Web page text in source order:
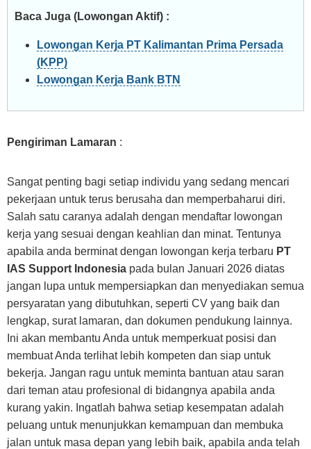
Baca Juga (Lowongan Aktif) :
Lowongan Kerja PT Kalimantan Prima Persada
(KPP)
Lowongan Kerja Bank BTN
Pengiriman Lamaran :
Sangat penting bagi setiap individu yang sedang mencari
pekerjaan untuk terus berusaha dan memperbaharui diri.
Salah satu caranya adalah dengan mendaftar lowongan
kerja yang sesuai dengan keahlian dan minat. Tentunya
apabila anda berminat dengan lowongan kerja terbaru PT
IAS Support Indonesia pada bulan Januari 2026 diatas
jangan lupa untuk mempersiapkan dan menyediakan semua
persyaratan yang dibutuhkan, seperti CV yang baik dan
lengkap, surat lamaran, dan dokumen pendukung lainnya.
Ini akan membantu Anda untuk memperkuat posisi dan
membuat Anda terlihat lebih kompeten dan siap untuk
bekerja. Jangan ragu untuk meminta bantuan atau saran
dari teman atau profesional di bidangnya apabila anda
kurang yakin. Ingatlah bahwa setiap kesempatan adalah
peluang untuk menunjukkan kemampuan dan membuka
jalan untuk masa depan yang lebih baik, apabila anda telah